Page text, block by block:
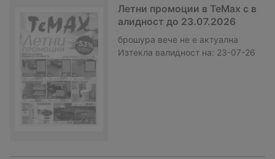
Летни промоции в TeMax с в
алидност до 23.07.2026
брошура вече не е актуална
Изтекла валидност на: 23-07-26